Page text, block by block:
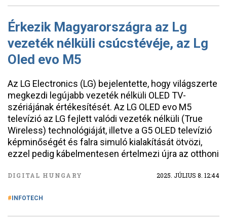
Érkezik Magyarországra az Lg
vezeték nélküli csúcstévéje, az Lg
Oled evo M5
Az LG Electronics (LG) bejelentette, hogy világszerte
megkezdi legújabb vezeték nélküli OLED TV-
szériájának értékesítését. Az LG OLED evo M5
televízió az LG fejlett valódi vezeték nélküli (True
Wireless) technológiáját, illetve a G5 OLED televízió
képminőségét és falra simuló kialakítását ötvözi,
ezzel pedig kábelmentesen értelmezi újra az otthoni
DIGITAL HUNGARY 2025. JÚLIUS 8. 12:44
INFOTECH